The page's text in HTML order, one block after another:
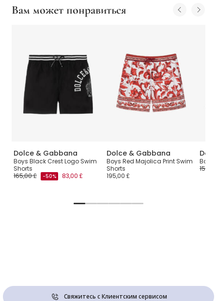
Вам может понравиться
Dolce & Gabbana
Boys Black Crest Logo Swim
Shorts
165,00 £
-50% 83,00 £
Dolce & Gabbana
Boys Red Majolica Print Swim
Shorts
195,00 £
Boys
Свяжитесь с Клиентским сервисом